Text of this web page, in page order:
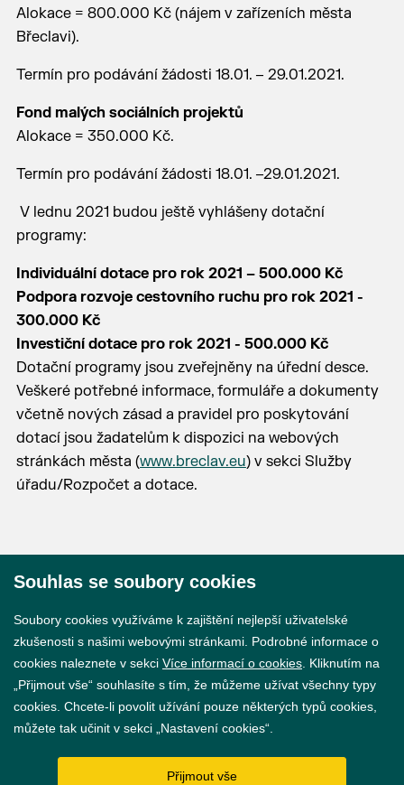
Alokace = 800.000 Kč (nájem v zařízeních města
Břeclavi).
Termín pro podávání žádosti 18.01. – 29.01.2021.
Fond malých sociálních projektů
Alokace = 350.000 Kč.
Termín pro podávání žádosti 18.01. –29.01.2021.
V lednu 2021 budou ještě vyhlášeny dotační
programy:
Individuální dotace pro rok 2021 – 500.000 Kč
Podpora rozvoje cestovního ruchu pro rok 2021 -
300.000 Kč
Investiční dotace pro rok 2021 - 500.000 Kč
Dotační programy jsou zveřejněny na úřední desce.
Veškeré potřebné informace, formuláře a dokumenty
včetně nových zásad a pravidel pro poskytování
dotací jsou žadatelům k dispozici na webových
stránkách města (www.breclav.eu) v sekci Služby
úřadu/Rozpočet a dotace.
GDPR
Souhlas se soubory cookies
Soubory cookies využíváme k zajištění nejlepší uživatelské
zkušenosti s našimi webovými stránkami. Podrobné informace o
cookies naleznete v sekci Více informací o cookies . Kliknutím na
„Přijmout vše“ souhlasíte s tím, že můžeme užívat všechny typy
cookies. Chcete-li povolit užívání pouze některých typů cookies,
můžete tak učinit v sekci „Nastavení cookies“.
Přijmout vše